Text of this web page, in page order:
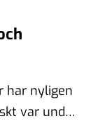
har nyligen
var under